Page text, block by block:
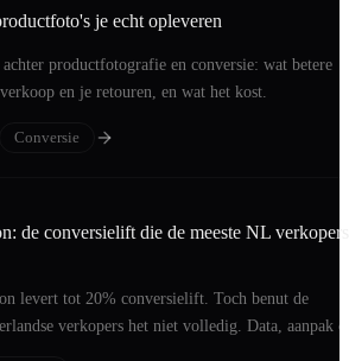
je echt opleveren
productfotografie en conversie: wat betere
en je retouren, en wat het kost.
Conversie
de conversielift die de meeste NL verkopers
levert tot 20% conversielift. Toch benut de
verkopers het niet volledig. Data, aanpak